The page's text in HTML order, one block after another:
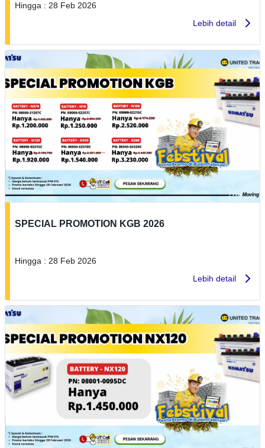
Hingga : 28 Feb 2026
Lebih detail
SPECIAL PROMOTION KGB 2026
Hingga : 28 Feb 2026
Lebih detail